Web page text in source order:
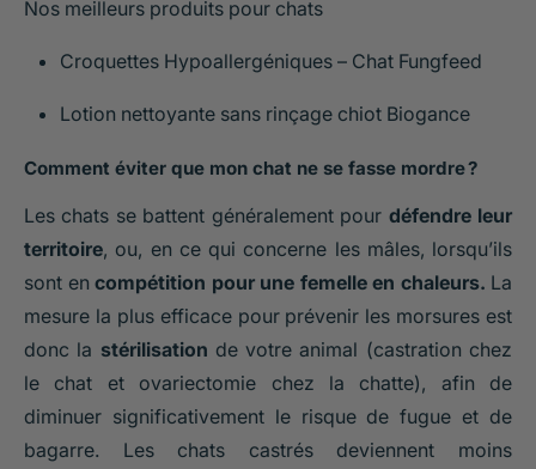
Nos meilleurs produits pour chats
Croquettes Hypoallergéniques – Chat Fungfeed
Lotion nettoyante sans rinçage chiot Biogance
Comment éviter que mon chat ne se fasse mordre ?
Les chats se battent généralement pour défendre leur
territoire, ou, en ce qui concerne les mâles, lorsqu’ils
sont en compétition pour une femelle en chaleurs. La
mesure la plus efficace pour prévenir les morsures est
donc la stérilisation de votre animal (castration chez
le chat et ovariectomie chez la chatte), afin de
diminuer significativement le risque de fugue et de
bagarre. Les chats castrés deviennent moins